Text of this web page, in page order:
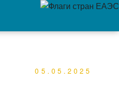
05.05.2025